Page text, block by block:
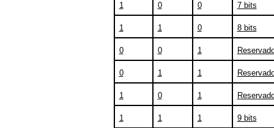
1 0 0 7 bits
1 1 0 8 bits
0 0 1
0 1 1
1 0 1
1 1 1 9 bits